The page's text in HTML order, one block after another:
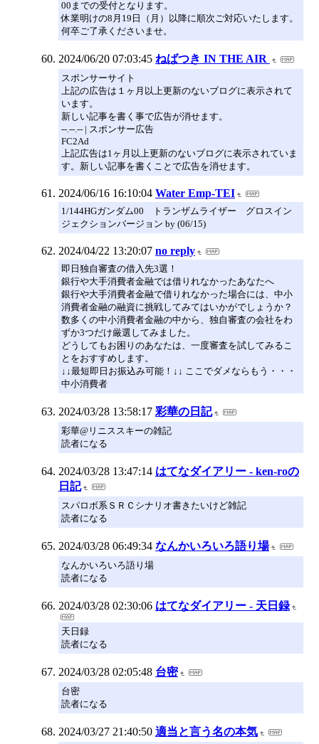
00までの受付となります。
休業明けの8月19日（月）以降に順次ご対応いたします。
何卒ご了承くださいませ。
2024/06/20 07:03:45 ねばつき IN THE AIR
スポンサーサイト
上記の広告は１ヶ月以上更新のないブログに表示されて
います。
新しい記事を書く事で広告が消せます。
--.--.-- | スポンサー広告
FC2Ad
上記広告は1ヶ月以上更新のないブログに表示されていま
す。新しい記事を書くことで広告を消せます。
2024/06/16 16:10:04 Water Emp-TEI
1/144HGガンダム00 トランザムライザー グロスイン
ジェクションバージョン by (06/15)
2024/04/22 13:20:07 no reply
即日独自審査の借入先3選！
銀行や大手消費者金融では借りれなかったあなたへ
銀行や大手消費者金融で借りれなかった場合には、中小
消費者金融の融資に挑戦してみてはいかがでしょうか？
数多くの中小消費者金融の中から、独自審査の会社をわ
ずか3つだけ厳選してみました。
どうしてもお困りのあなたは、一度審査を試してみるこ
とをおすすめします。
↓↓最短即日お振込み可能！↓↓ ここでダメならもう・・・
中小消費者
2024/03/28 13:58:17 彩華の日記
彩華@リニススキーの雑記
読者になる
2024/03/28 13:47:14 はてなダイアリー - ken-roの
日記
スパロボ系ＳＲＣシナリオ書きたいけど雑記
読者になる
2024/03/28 06:49:34 なんかいろいろ語り場
なんかいろいろ語り場
読者になる
2024/03/28 02:30:06 はてなダイアリー - 天日録
天日録
読者になる
2024/03/28 02:05:48 台密
台密
読者になる
2024/03/27 21:40:50 適当と言う名の本気